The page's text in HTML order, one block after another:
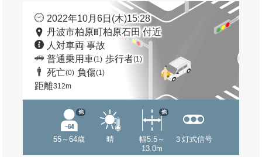
2022年10月6日(木)15:28
丹波市柏原町柏原石田 付近
人対車両 事故
普通乗用車(1) 歩行者(1)
死亡(0) 負傷(1)
距離312m
55～64歳
他
晴
幅5.5～
13.0m
他
３灯式信号